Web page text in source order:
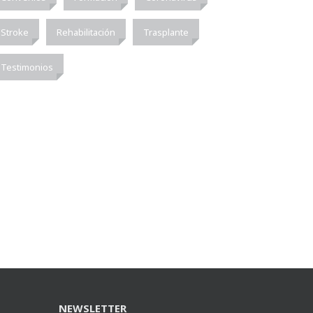
Stroke Rehabilitación Trasplante
Testimonios
NEWSLETTER